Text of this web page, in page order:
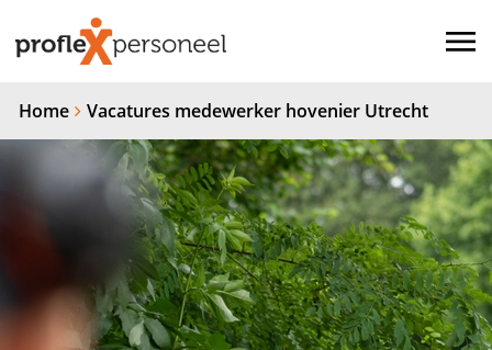
Home Vacatures medewerker hovenier Utrecht